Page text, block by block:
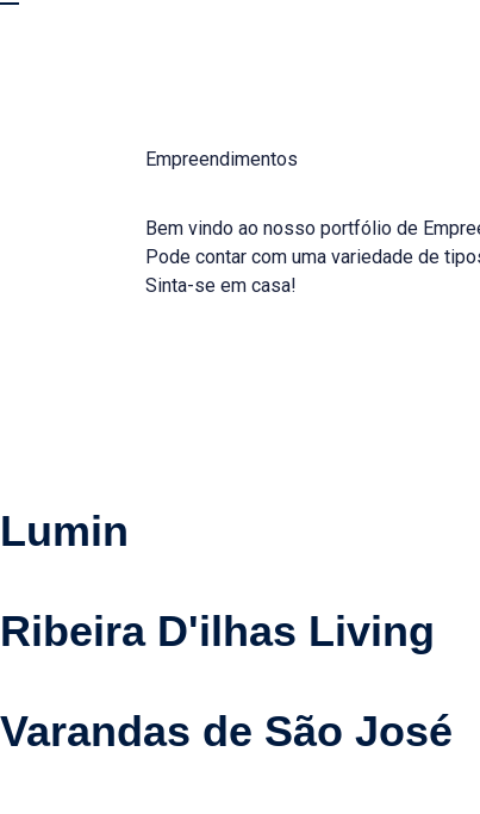
Empreendimentos
Bem vindo ao nosso portfólio de
Pode contar com uma variedade de
Sinta-se em casa!
Lumin
Ribeira D'ilhas Living
Varandas de São José